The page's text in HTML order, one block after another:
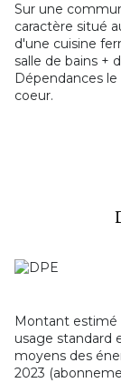
Sur une
caractère situé
d'une cuisine
salle de bains +
Dépendances
coeur.
Montant estimé
usage standard
moyens des
2023